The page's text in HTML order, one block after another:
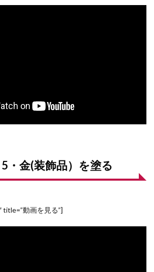
5・金(装飾品）を塗る
title=”動画を見る”]